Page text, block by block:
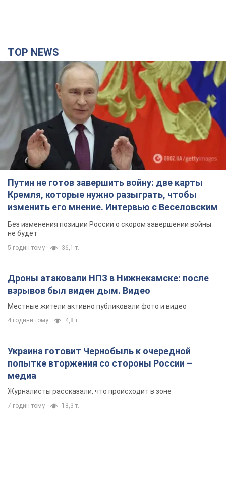
TOP NEWS
Путин не готов завершить войну: две карты
Кремля, которые нужно разыграть, чтобы
изменить его мнение. Интервью с Веселовским
Без изменения позиции России о скором завершении войны
не будет
5 годин тому 36,1 т.
Дроны атаковали НПЗ в Нижнекамске: после
взрывов был виден дым. Видео
Местные жители активно публиковали фото и видео
4 години тому 4,8 т.
Украина готовит Чернобыль к очередной
попытке вторжения со стороны России –
медиа
Журналисты рассказали, что происходит в зоне
7 годин тому 18,3 т.